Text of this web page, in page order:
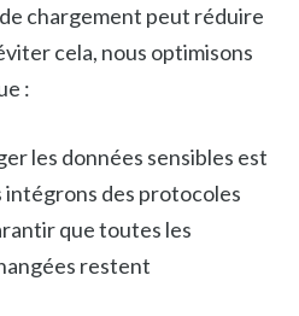
chargement peut réduire
cela, nous optimisons
:
les données sensibles est
intégrons des protocoles
que toutes les
restent